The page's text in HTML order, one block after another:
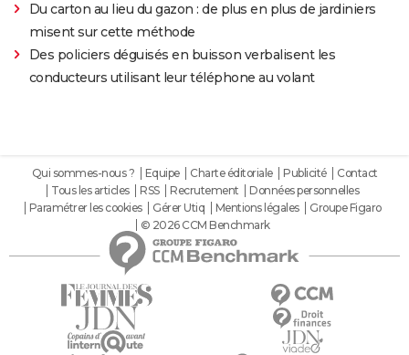
Du carton au lieu du gazon : de plus en plus de jardiniers
misent sur cette méthode
Des policiers déguisés en buisson verbalisent les
conducteurs utilisant leur téléphone au volant
Qui sommes-nous ? Equipe Charte éditoriale Publicité
Contact
Tous les articles
RSS Recrutement
Données personnelles
Paramétrer les cookies
Gérer Utiq Mentions légales
Groupe Figaro
© 2026 CCM Benchmark